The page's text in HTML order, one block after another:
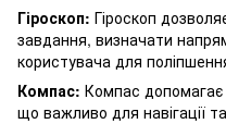
Гіроскоп: Гіроскоп
завдання, визначати
користувача для
Компас: Компас допомагає
що важливо для навігації